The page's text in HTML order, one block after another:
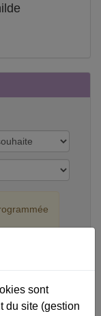
en
sont
du site (gestion